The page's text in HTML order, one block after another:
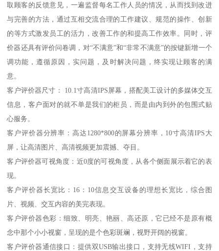
取顾客的反馈意见，一遍监督每名工作人员的情况，从而找到改进
与完善的方法，通过互相交流合理的工作建议、规范的操作、创新
的等方式激发员工的活力，改善工作的和提高工作效率。同时，评
价器还具有评价问卷调，对“不满意”和“非常不满意”的按键新增一个
调功能，遵循原因，实问题，及时解决问题，终实现让顾客的满
意。
客户评价器尺寸： 10.1寸高清IPS屏幕，搭配美工设计的多媒体交互
信息，客户面对的就不单是我们的柜员，而是由内到外的包围式贴
心服务。
客户评价器分辨率：高达1280*800的屏幕分辨率，10寸高清IPS大
屏，让高清图片、高清视频更加震撼、夺目。
客户评价器可视角度：近0度的可视角度，从各个侧面展示着它的表
现。
客户评价器长宽比：16：10信息交互设备的理想长宽比，综合图
片、视频、交互内容的美完表现。
客户评价器色彩：细致、明亮、艳丽、高还原，它已经不是原有概
念中那个小小视窗，呈现的是个色彩斑斓，视野开阔的视窗。
客户评价器通信接口：提供双USB输出接口，支持无线WIFI，支持